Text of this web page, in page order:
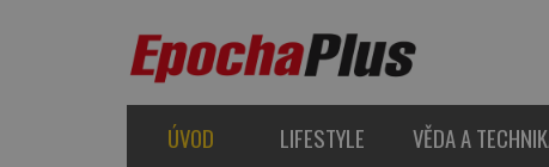
ÚVOD LIFESTYLE VĚDA A